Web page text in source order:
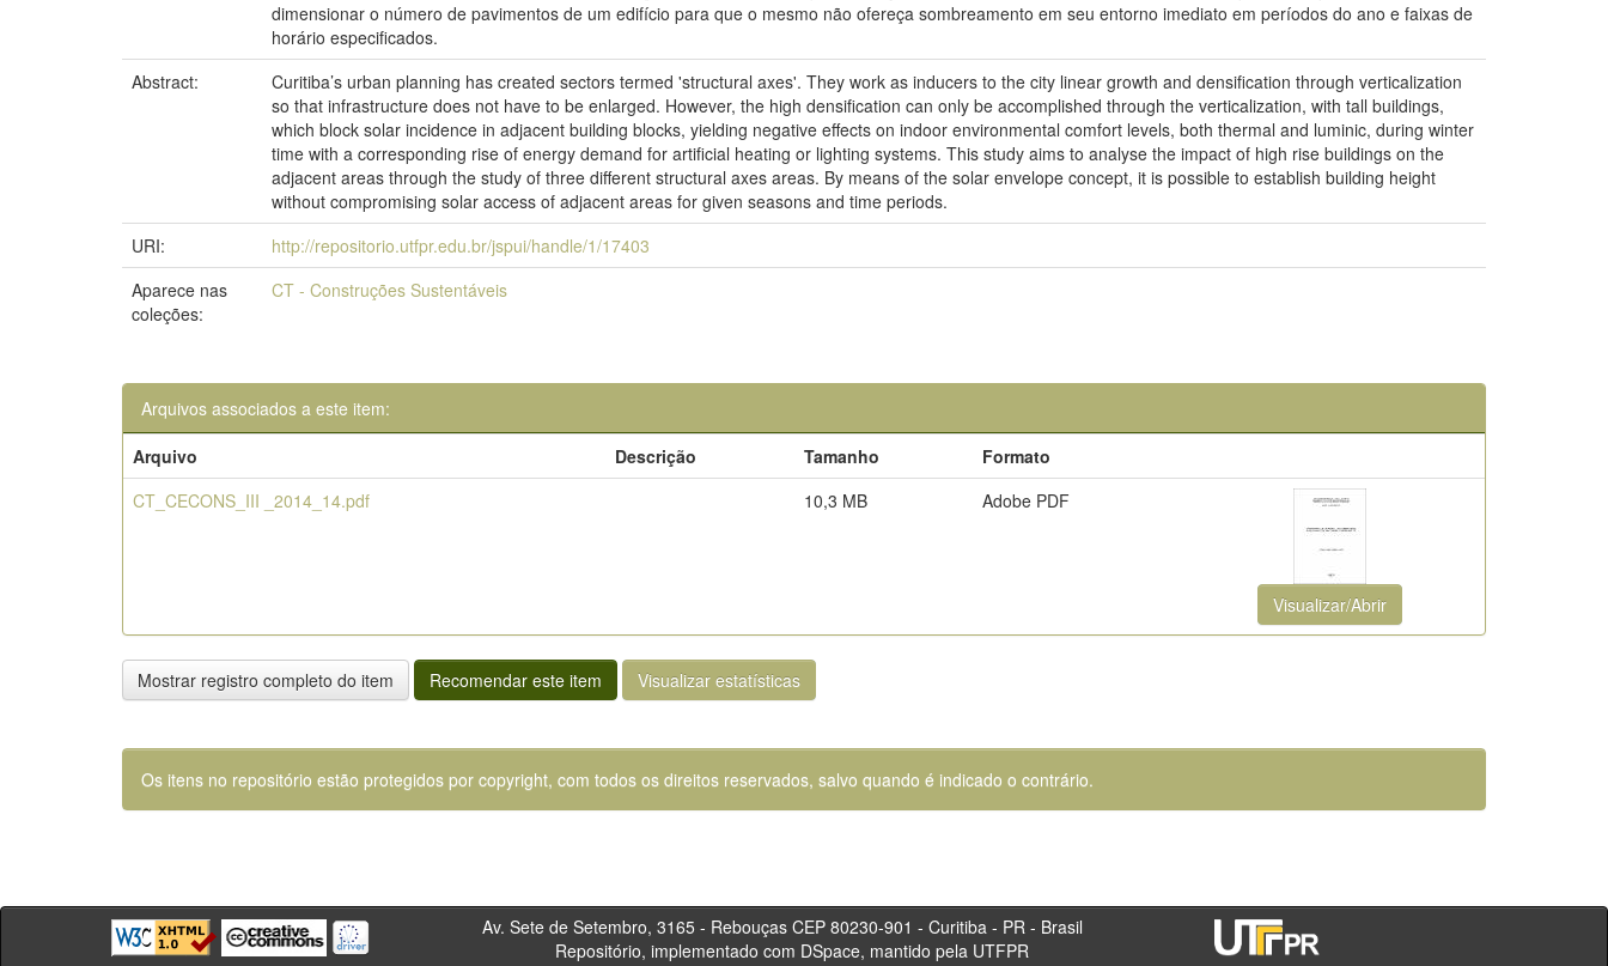
dimensionar o número de pavimentos de um edifício para que o mesmo não ofereça sombreamento em seu entorno imediato em períodos do ano e faixas de
horário especificados.
Abstract:
Curitiba’s urban planning has created sectors termed 'structural axes'. They work as inducers to the city linear growth and densification through verticalization
so that infrastructure does not have to be enlarged. However, the high densification can only be accomplished through the verticalization, with tall buildings,
which block solar incidence in adjacent building blocks, yielding negative effects on indoor environmental comfort levels, both thermal and luminic, during winter
time with a corresponding rise of energy demand for artificial heating or lighting systems. This study aims to analyse the impact of high rise buildings on the
adjacent areas through the study of three different structural axes areas. By means of the solar envelope concept, it is possible to establish building height
without compromising solar access of adjacent areas for given seasons and time periods.
URI:
http://repositorio.utfpr.edu.br/jspui/handle/1/17403
Aparece nas
coleções:
CT - Construções Sustentáveis
Arquivos associados a este item:
Arquivo
Descrição Tamanho
Formato
CT_CECONS_III _2014_14.pdf
10,3 MB Adobe PDF
Visualizar/Abrir
Mostrar registro completo do item Recomendar este item Visualizar estatísticas
Os itens no repositório estão protegidos por copyright, com todos os direitos reservados, salvo quando é indicado o contrário.
Av. Sete de Setembro, 3165 - Rebouças CEP 80230-901 - Curitiba - PR - Brasil
Repositório, implementado com DSpace, mantido pela UTFPR